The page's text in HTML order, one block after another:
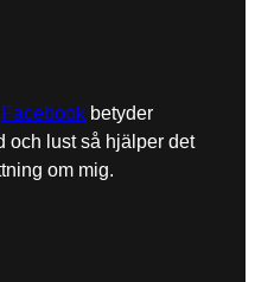
Facebook betyder
och lust så hjälper det
om mig.